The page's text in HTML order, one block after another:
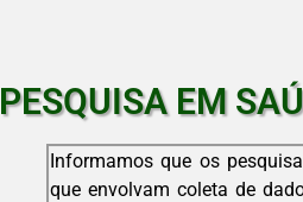
PESQUISA EM
Informamos que os
que envolvam coleta de